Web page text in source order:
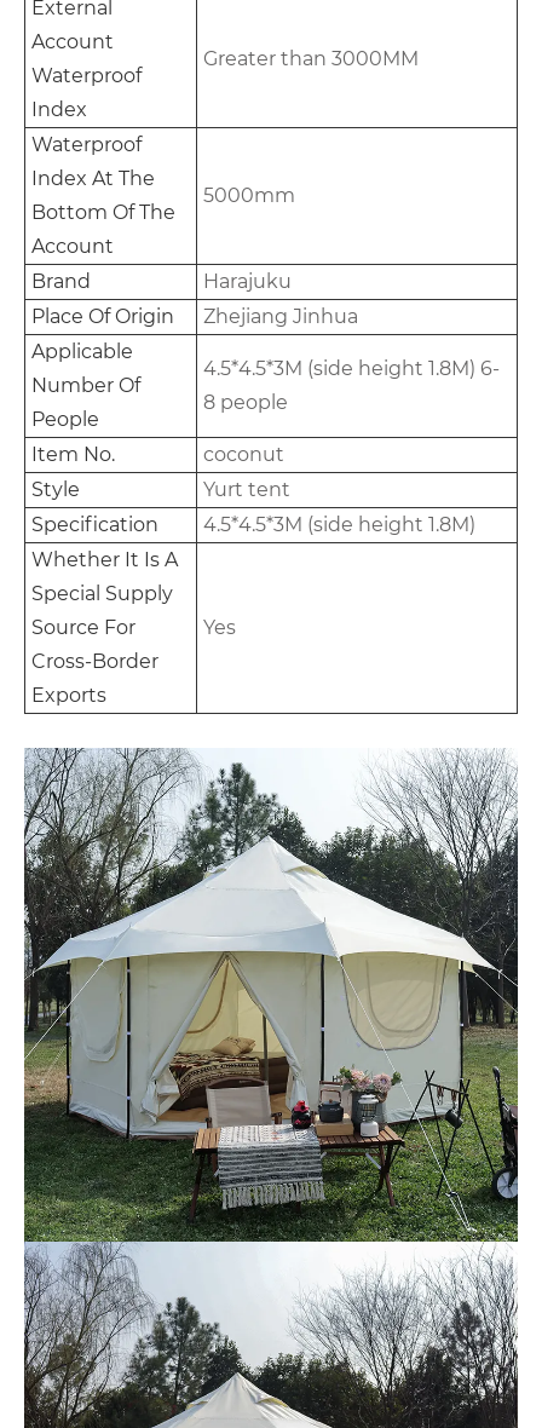
External
Account
Waterproof
Index
Greater than 3000MM
Waterproof
Index At The
Bottom Of The
Account
5000mm
Brand
Harajuku
Place Of Origin
Zhejiang Jinhua
Applicable
Number Of
People
4.5*4.5*3M (side height 1.8M) 6-
8 people
Item No.
coconut
Style
Yurt tent
Specification
4.5*4.5*3M (side height 1.8M)
Whether It Is A
Special Supply
Source For
Cross-Border
Exports
Yes